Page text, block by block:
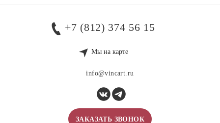
+7 (812) 374 56 15
Мы на карте
info@vincart.ru
ЗАКАЗАТЬ ЗВОНОК